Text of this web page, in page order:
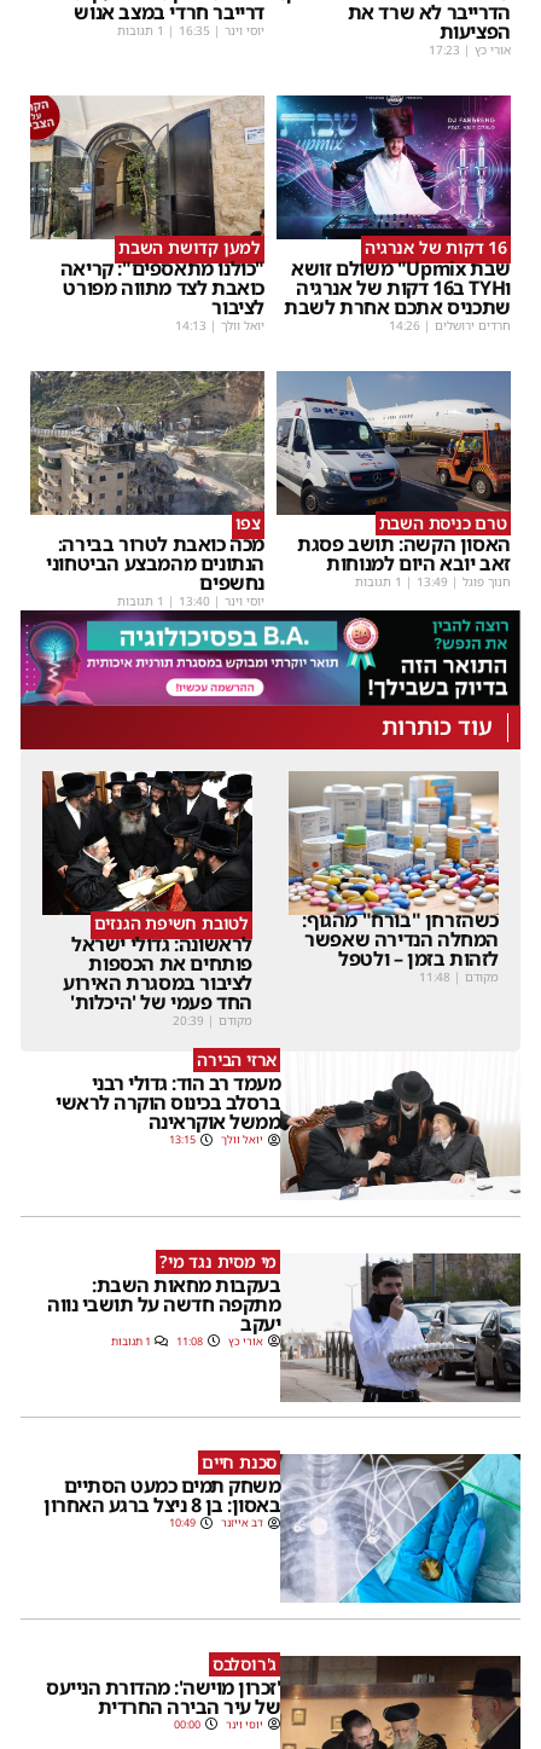
הדרייבר לא שרד את
הפציעות
אורי כץ |
17:23
דרייבר חרדי במצב אנוש
יוסי וינר |
16:35 | 1 תגובות
16 דקות של אנרגיה
שבת Upmix" משולם זושא
וTYH ב16 דקות של אנרגיה
שתכניס אתכם אחרת לשבת
חרדים ירושלים |
14:26
למען קדושת השבת
"כולנו מתאספים": קריאה
כואבת לצד מתווה מפורט
לציבור
יואל וולך |
14:13
טרם כניסת השבת
האסון הקשה: תושב פסגת
זאב יובא היום למנוחות
חנוך פוגל |
13:49 | 1 תגובות
צפו
מכה כואבת לטרור בבירה:
הנתונים מהמבצע הביטחוני
נחשפים
יוסי וינר |
13:40 | 1 תגובות
עוד כותרות
כשהזרחן "בורח" מהגוף:
המחלה הנדירה שאפשר
לזהות בזמן – ולטפל
מקודם |
11:48
לטובת חשיפת הגנזים
לראשונה: גדולי ישראל
פותחים את הכספות
לציבור במסגרת האירוע
החד פעמי של 'היכלות'
מקודם |
20:39
ארזי הבירה
מעמד רב הוד: גדולי רבני
ברסלב בכינוס הוקרה לראשי
ממשל אוקראינה
יואל וולך 13:15
מי מסית נגד מי?
בעקבות מחאות השבת:
מתקפה חדשה על תושבי נווה
יעקב
אורי כץ 11:08 1 תגובות
סכנת חיים
משחק תמים כמעט הסתיים
באסון: בן 8 ניצל ברגע האחרון
דב אייזנר 10:49
ג'רוסלבס
'זכרון מוישה': מהדורת הנייעס
של עיר הבירה החרדית
יוסי וינר 00:00